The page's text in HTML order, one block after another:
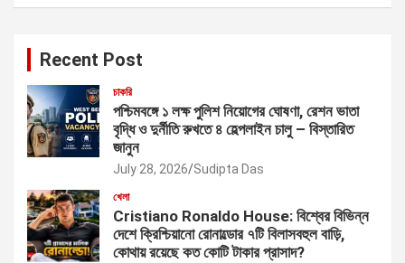
Recent Post
চাকরি
পশ্চিমবঙ্গে ১ লক্ষ পুলিশ নিয়োগের ঘোষণা, রেশন ভাতা
বৃদ্ধি ও দুর্নীতি রুখতে ৪ হেল্পলাইন চালু – বিস্তারিত
জানুন
July 28, 2026 Sudipta Das
খেলা
Cristiano Ronaldo House: বিশ্বের বিভিন্ন
দেশে ক্রিশ্চিয়ানো রোনাল্ডোর ৭টি বিলাসবহুল বাড়ি,
কোথায় রয়েছে কত কোটি টাকার প্রাসাদ?